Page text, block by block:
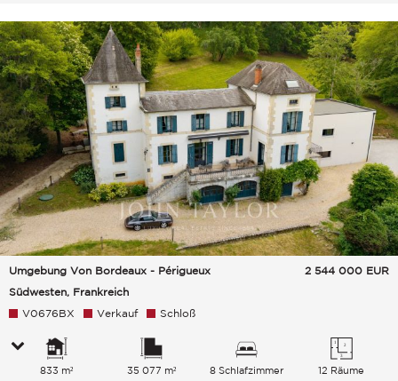
Umgebung Von Bordeaux - Périgueux
Südwesten, Frankreich
2 544 000 EUR
V0676BX Verkauf Schloß
833 m² 35 077 m² 8 Schlafzimmer 12 Räume